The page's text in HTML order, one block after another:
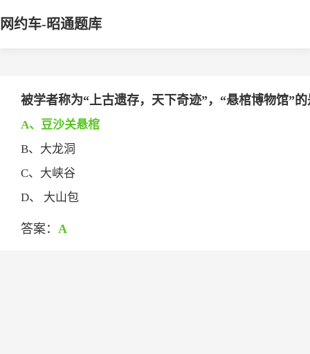
网约车-昭通题库
被学者称为“上古遗存，天下奇迹”，“悬棺博物馆”的
A、豆沙关悬棺
B、大龙洞
C、大峡谷
D、 大山包
答案： A